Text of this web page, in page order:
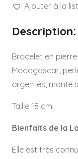
LABRADORITE
-
LB0051
Ajouter à la
Description:
Bracelet en
Madagascar,
argentés, monté
Taille 18 cm
Bienfaits de la
Elle est très